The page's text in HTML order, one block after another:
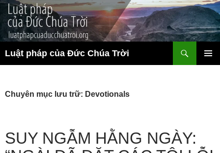
Chuyển
đến
nội
dung
Luật pháp của Đức Chúa Trời
kiếm
Chuyên mục lưu trữ: Devotionals
SUY NGẪM HẰNG NGÀY: